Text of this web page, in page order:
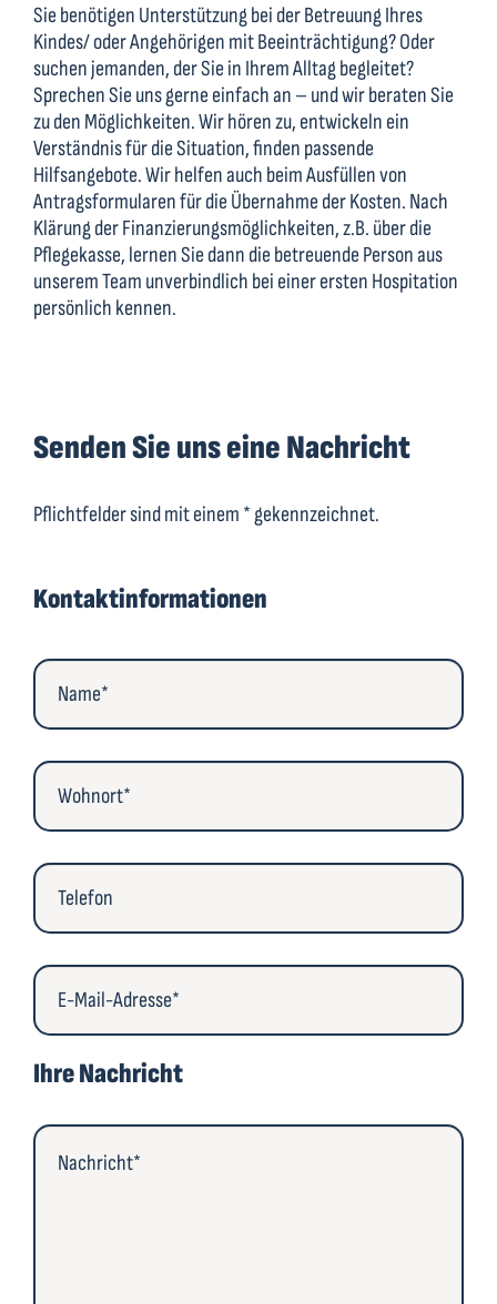
Sie benötigen Unterstützung bei der Betreuung Ihres
Kindes/ oder Angehörigen mit Beeinträchtigung? Oder
suchen jemanden, der Sie in Ihrem Alltag begleitet?
Sprechen Sie uns gerne einfach an – und wir beraten Sie
zu den Möglichkeiten. Wir hören zu, entwickeln ein
Verständnis für die Situation, finden passende
Hilfsangebote. Wir helfen auch beim Ausfüllen von
Antragsformularen für die Übernahme der Kosten. Nach
Klärung der Finanzierungsmöglichkeiten, z.B. über die
Pflegekasse, lernen Sie dann die betreuende Person aus
unserem Team unverbindlich bei einer ersten Hospitation
persönlich kennen.
Senden Sie uns eine Nachricht
Pflichtfelder sind mit einem * gekennzeichnet.
lasse
Feld
leer.
Kontakt­informationen
Ihre Nachricht